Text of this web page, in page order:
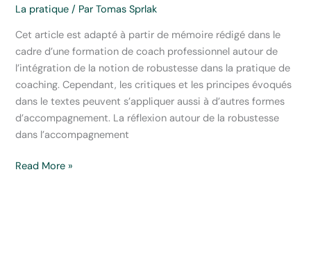
La pratique / ParTomas Sprlak
Cet article est adapté à partir de mémoire rédigé dans le
cadre d’une formation de coach professionnel autour de
l’intégration de la notion de robustesse dans la pratique de
coaching. Cependant, les critiques et les principes évoqués
dans le textes peuvent s’appliquer aussi à d’autres formes
d’accompagnement. La réflexion autour de la robustesse
dans l’accompagnement
Accompagner
Read More »